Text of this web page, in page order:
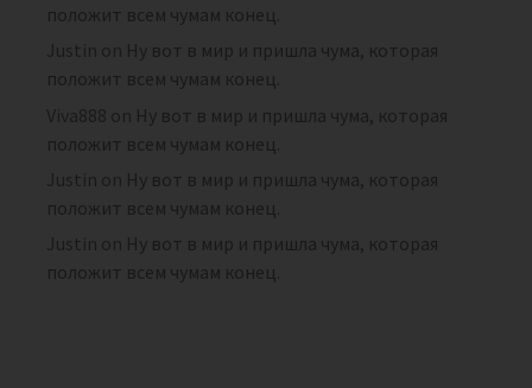
положит всем чумам конец.
Justin on Ну вот в мир и пришла чума, которая
положит всем чумам конец.
Viva888 on Ну вот в мир и пришла чума, которая
положит всем чумам конец.
Justin on Ну вот в мир и пришла чума, которая
положит всем чумам конец.
Justin on Ну вот в мир и пришла чума, которая
положит всем чумам конец.